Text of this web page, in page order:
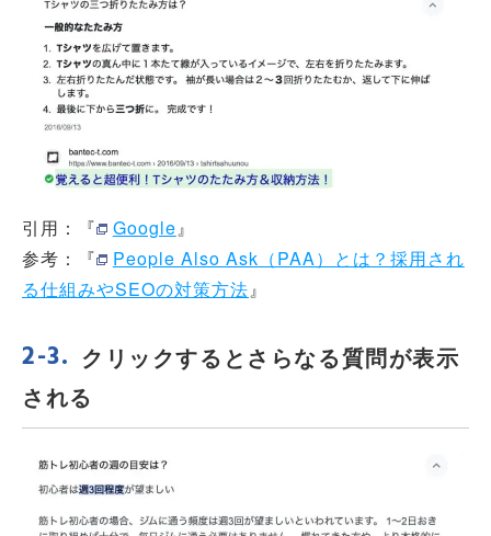
引用：『 Google』
参考：『
People Also Ask（PAA）とは？採用され
る仕組みやSEOの対策方法』
クリックするとさらなる質問が表示
される